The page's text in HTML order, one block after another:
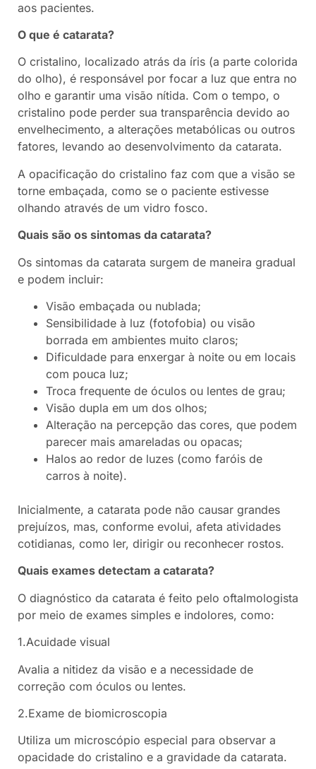
aos pacientes.
O que é catarata?
O cristalino, localizado atrás da íris (a parte colorida
do olho), é responsável por focar a luz que entra no
olho e garantir uma visão nítida. Com o tempo, o
cristalino pode perder sua transparência devido ao
envelhecimento, a alterações metabólicas ou outros
fatores, levando ao desenvolvimento da catarata.
A opacificação do cristalino faz com que a visão se
torne embaçada, como se o paciente estivesse
olhando através de um vidro fosco.
Quais são os sintomas da catarata?
Os sintomas da catarata surgem de maneira gradual
e podem incluir:
Visão embaçada ou nublada;
Sensibilidade à luz (fotofobia) ou visão
borrada em ambientes muito claros;
Dificuldade para enxergar à noite ou em locais
com pouca luz;
Troca frequente de óculos ou lentes de grau;
Visão dupla em um dos olhos;
Alteração na percepção das cores, que podem
parecer mais amareladas ou opacas;
Halos ao redor de luzes (como faróis de
carros à noite).
Inicialmente, a catarata pode não causar grandes
prejuízos, mas, conforme evolui, afeta atividades
cotidianas, como ler, dirigir ou reconhecer rostos.
Quais exames detectam a catarata?
O diagnóstico da catarata é feito pelo oftalmologista
por meio de exames simples e indolores, como:
1.Acuidade visual
Avalia a nitidez da visão e a necessidade de
correção com óculos ou lentes.
2.Exame de biomicroscopia
Utiliza um microscópio especial para observar a
opacidade do cristalino e a gravidade da catarata.